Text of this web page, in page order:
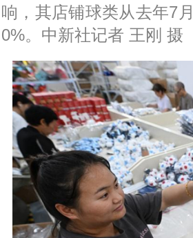
响，其店铺球类从去年7
0%。中新社记者 王刚 摄